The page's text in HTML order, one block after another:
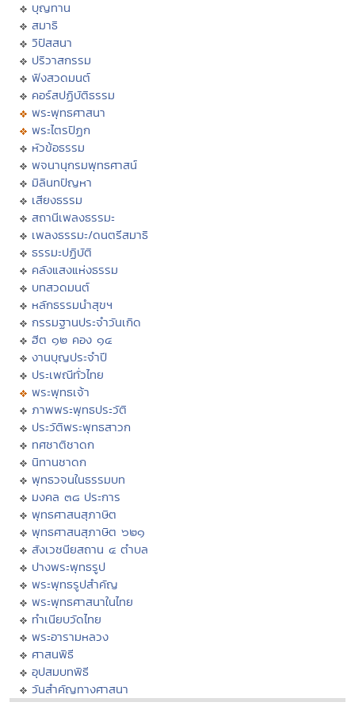
บุญทาน
สมาธิ
วิปัสสนา
ปริวาสกรรม
ฟังสวดมนต์
คอร์สปฏิบัติธรรม
พระพุทธศาสนา
พระไตรปิฏก
หัวข้อธรรม
พจนานุกรมพุทธศาสน์
มิลินทปัญหา
เสียงธรรม
สถานีเพลงธรรมะ
เพลงธรรมะ/ดนตรีสมาธิ
ธรรมะปฏิบัติ
คลังแสงแห่งธรรม
บทสวดมนต์
หลักธรรมนำสุขฯ
กรรมฐานประจำวันเกิด
ฮีต ๑๒ คอง ๑๔
งานบุญประจำปี
ประเพณีทั่วไทย
พระพุทธเจ้า
ภาพพระพุทธประวัติ
ประวัติพระพุทธสาวก
ทศชาติชาดก
นิทานชาดก
พุทธวจนในธรรมบท
มงคล ๓๘ ประการ
พุทธศาสนสุภาษิต
พุทธศาสนสุภาษิต ๖๒๑
สังเวชนียสถาน ๔ ตำบล
ปางพระพุทธรูป
พระพุทธรูปสำคัญ
พระพุทธศาสนาในไทย
ทำเนียบวัดไทย
พระอารามหลวง
ศาสนพิธี
อุปสมบทพิธี
วันสำคัญทางศาสนา